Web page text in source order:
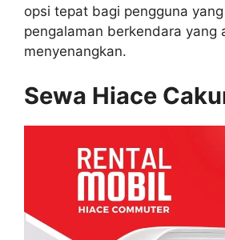
opsi tepat bagi pengguna
pengalaman berkendara yang
menyenangkan.
Sewa Hiace